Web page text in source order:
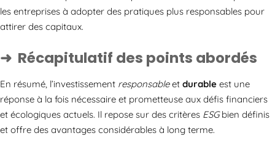
les entreprises à adopter des pratiques plus responsables pour
attirer des capitaux.
Récapitulatif des points abordés
En résumé, l’investissement responsableet durable est une
réponse à la fois nécessaire et prometteuse aux défis financiers
et écologiques actuels. Il repose sur des critères ESGbien définis
et offre des avantages considérables à long terme.